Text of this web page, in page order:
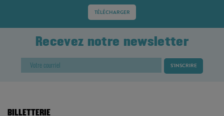
TÉLÉCHARGER
Recevez notre newsletter
BILLETTERIE